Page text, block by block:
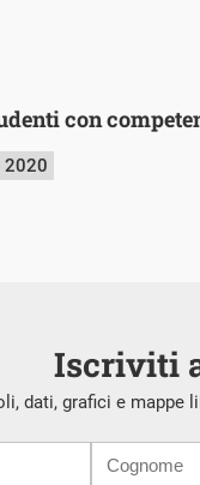
con
2020
Iscriviti
dati, grafici e mappe